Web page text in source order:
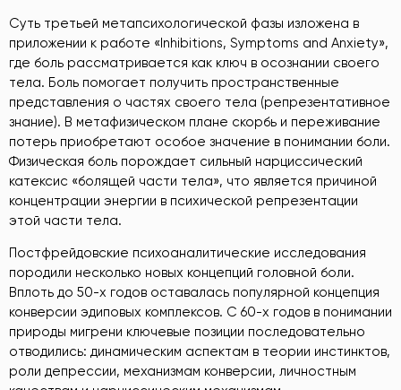
Суть третьей метапсихологической фазы изложена в
приложении к работе «Inhibitions, Symptoms and Anxiety»,
где боль рассматривается как ключ в осознании своего
тела. Боль помогает получить пространственные
представления о частях своего тела (репрезентативное
знание). В метафизическом плане скорбь и переживание
потерь приобретают особое значение в понимании боли.
Физическая боль порождает сильный нарциссический
катексис «болящей части тела», что является причиной
концентрации энергии в психической репрезентации
этой части тела.
Постфрейдовские психоаналитические исследования
породили несколько новых концепций головной боли.
Вплоть до 50-х годов оставалась популярной концепция
конверсии эдиповых комплексов. С 60-х годов в понимании
природы мигрени ключевые позиции последовательно
отводились: динамическим аспектам в теории инстинктов,
роли депрессии, механизмам конверсии, личностным